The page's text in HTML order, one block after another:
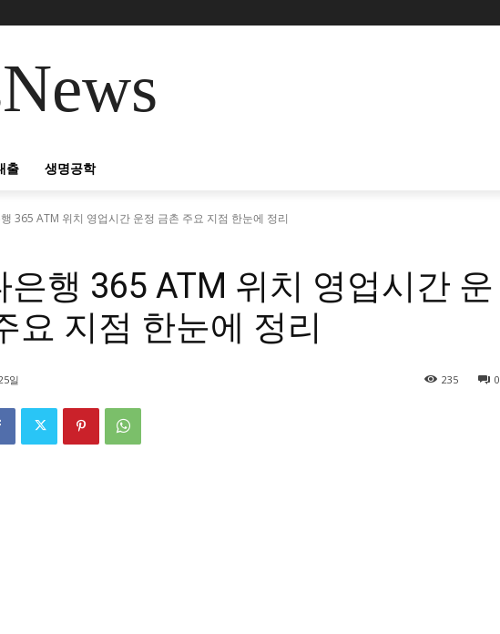
출 생명공학
365 ATM 위치 영업시간 운정 금촌 주요 지점 한눈에 정리
은행 365 ATM 위치 영업시간 운
요 지점 한눈에 정리
일 0
235